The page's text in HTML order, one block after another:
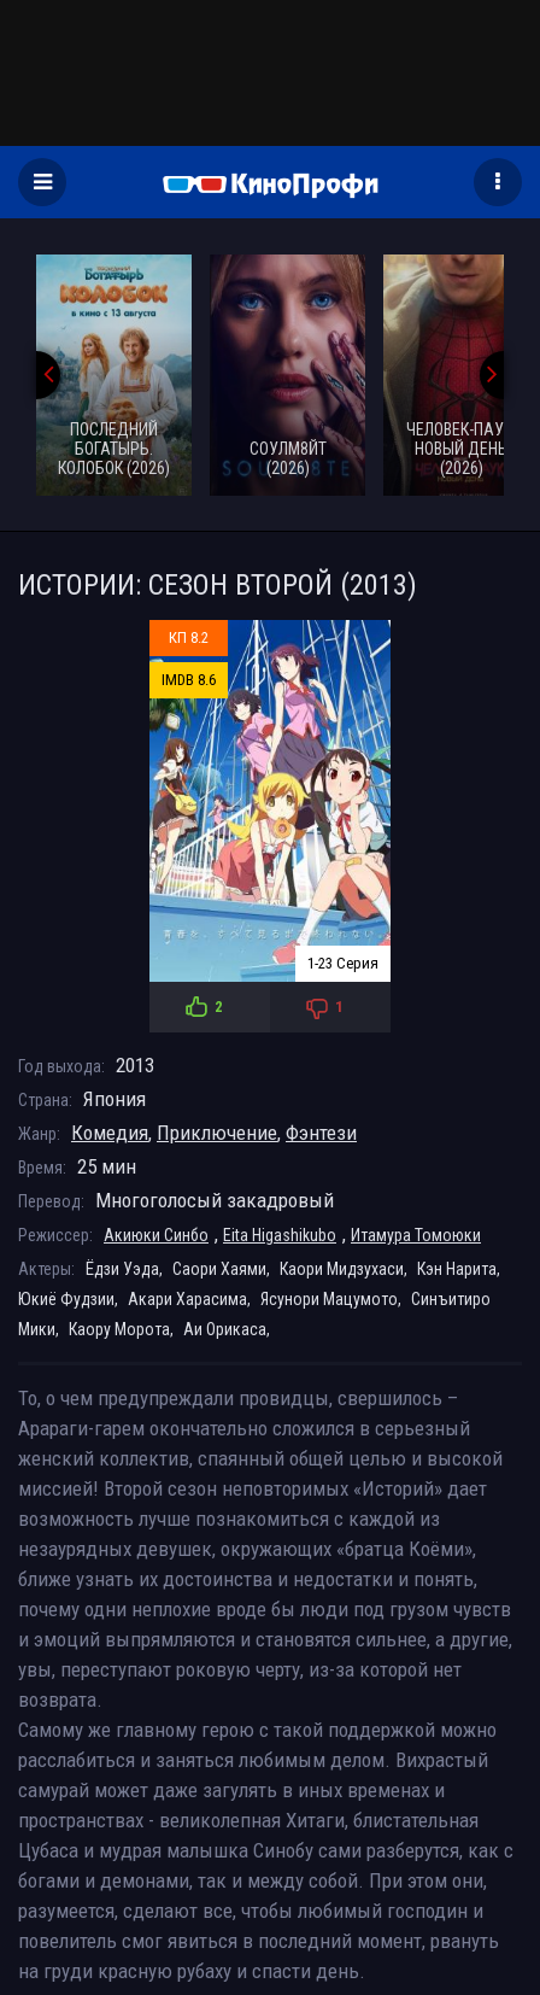
ПОСЛЕДНИЙ
БОГАТЫРЬ.
КОЛОБОК (2026)
СОУЛМ8ЙТ
(2026)
ЧЕЛОВЕК-ПАУК:
НОВЫЙ ДЕНЬ
(2026)
ИСТОРИИ: СЕЗОН ВТОРОЙ (2013)
КП 8.2
IMDB 8.6
1-23 Серия
2 1
Год выхода: 2013
Страна: Япония
Жанр: Комедия, Приключение, Фэнтези
Время: 25 мин
Перевод: Многоголосый закадровый
Режиссер: Акиюки Синбо , Eita Higashikubo , Итамура Томоюки
Актеры:
Ёдзи Уэда, Саори Хаями, Каори Мидзухаси,
Кэн Нарита,
Юкиё Фудзии,
Акари Харасима, Ясунори Мацумото, Синъитиро
Мики,
Каору Морота, Аи Орикаса,
То, о чем предупреждали провидцы, свершилось –
Арараги-гарем окончательно сложился в серьезный
женский коллектив, спаянный общей целью и высокой
миссией! Второй сезон неповторимых «Историй» дает
возможность лучше познакомиться с каждой из
незаурядных девушек, окружающих «братца Коёми»,
ближе узнать их достоинства и недостатки и понять,
почему одни неплохие вроде бы люди под грузом чувств
и эмоций выпрямляются и становятся сильнее, а другие,
увы, переступают роковую черту, из-за которой нет
возврата.
Самому же главному герою с такой поддержкой можно
расслабиться и заняться любимым делом. Вихрастый
самурай может даже загулять в иных временах и
пространствах - великолепная Хитаги, блистательная
Цубаса и мудрая малышка Синобу сами разберутся, как с
богами и демонами, так и между собой. При этом они,
разумеется, сделают все, чтобы любимый господин и
повелитель смог явиться в последний момент, рвануть
на груди красную рубаху и спасти день.